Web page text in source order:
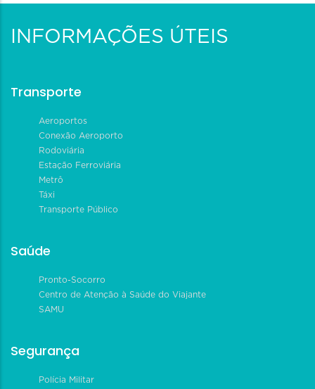
INFORMAÇÕES ÚTEIS
Transporte
Aeroportos
Conexão Aeroporto
Rodoviária
Estação Ferroviária
Metrô
Táxi
Transporte Público
Saúde
Pronto-Socorro
Centro de Atenção à Saúde do Viajante
SAMU
Segurança
Polícia Militar